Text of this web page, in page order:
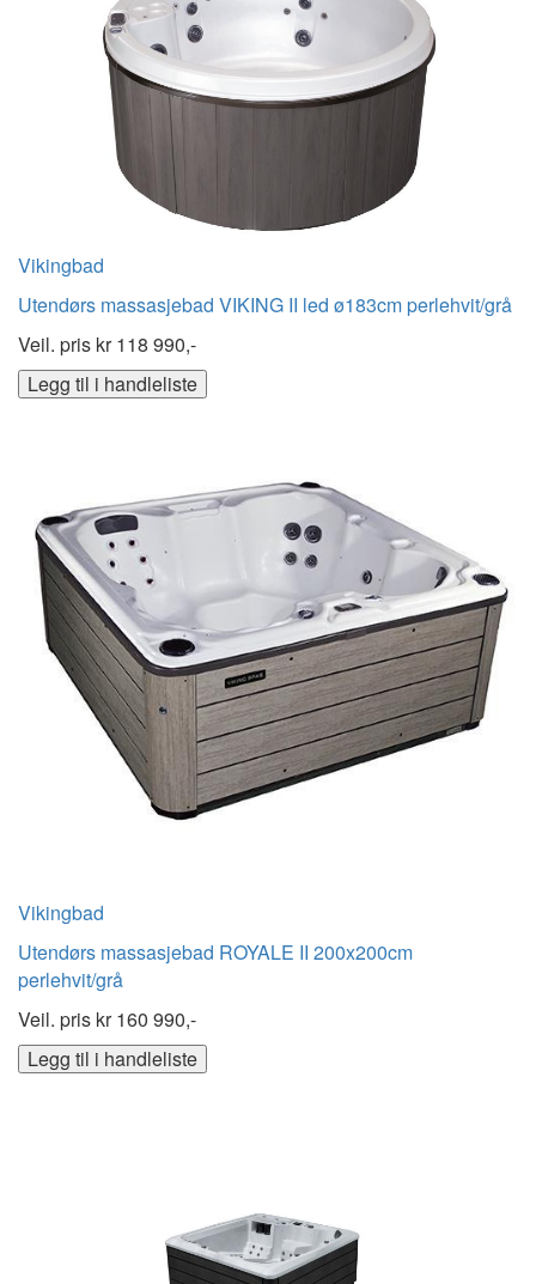
Vikingbad
Utendørs massasjebad VIKING II led ø183cm perlehvit/grå
Veil. pris kr118 990,-
Legg til i handleliste
Vikingbad
Utendørs massasjebad ROYALE II 200x200cm
perlehvit/grå
Veil. pris kr160 990,-
Legg til i handleliste